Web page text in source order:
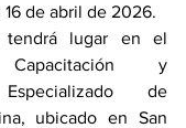
de abril de 2026.
tendrá lugar en el
y
de
ubicado en San